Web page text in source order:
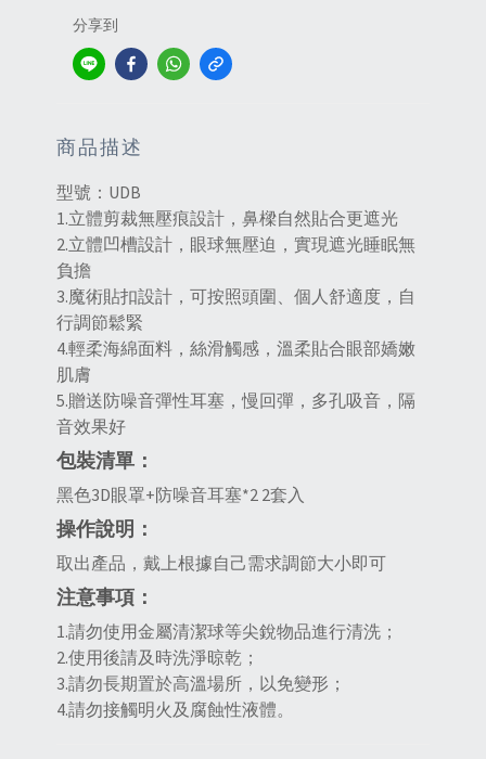
分享到
商品描述
型號：UDB
1.立體剪裁無壓痕設計，鼻樑自然貼合更遮光
2.立體凹槽設計，眼球無壓迫，實現遮光睡眠無
負擔
3.魔術貼扣設計，可按照頭圍、個人舒適度，自
行調節鬆緊
4.輕柔海綿面料，絲滑觸感，溫柔貼合眼部嬌嫩
肌膚
5.贈送防噪音彈性耳塞，慢回彈，多孔吸音，隔
音效果好
包裝清單：
黑色3D眼罩+防噪音耳塞*2 2套入
操作說明：
取出產品，戴上根據自己需求調節大小即可
注意事項：
1.請勿使用金屬清潔球等尖銳物品進行清洗；
2.使用後請及時洗淨晾乾；
3.請勿長期置於高溫場所，以免變形；
4.請勿接觸明火及腐蝕性液體。